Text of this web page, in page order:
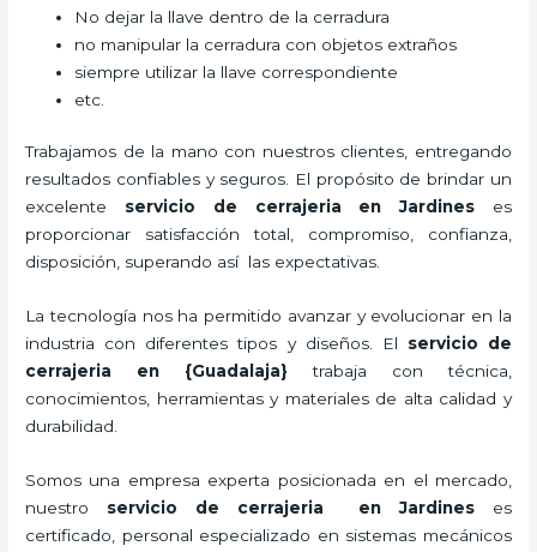
No dejar la llave dentro de la cerradura
no manipular la cerradura con objetos extraños
siempre utilizar la llave correspondiente
etc.
Trabajamos de la mano con nuestros clientes, entregando
resultados confiables y seguros. El propósito de brindar un
excelente servicio de cerrajeria en Jardines es
proporcionar satisfacción total, compromiso, confianza,
disposición, superando así las expectativas.
La tecnología nos ha permitido avanzar y evolucionar en la
industria con diferentes tipos y diseños. El servicio de
cerrajeria en {Guadalaja}trabaja con técnica,
conocimientos, herramientas y materiales de alta calidad y
durabilidad.
Somos una empresa experta posicionada en el mercado,
nuestro servicio de cerrajeria en Jardines es
certificado, personal especializado en sistemas mecánicos